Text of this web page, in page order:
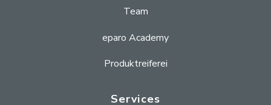
Team
eparo Academy
Produktreiferei
Services